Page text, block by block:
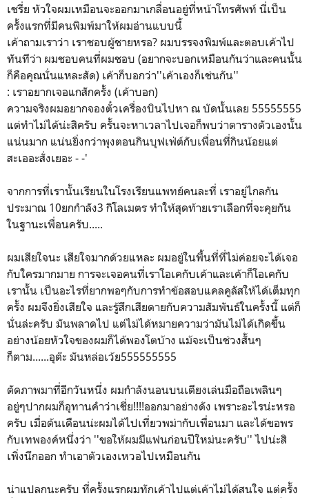
เชรี่ย หัวใจผมเหมือนจะออกมาเกลื่อนอยู่ที่หน้าโทรศัพท์ นี่เป็น
ครั้งแรกที่มีคนพิมพ์มาให้ผมอ่านแบบนี้
เค้าถามเราว่า เราชอบผู้ชายหรอ? ผมบรรจงพิมพ์และตอบเค้าไป
ทันทีว่า ผมชอบคนที่ผมชอบ (อยากจะบอกเหมือนกันว่าและคนนั้น
ก็คือคุณนั่นแหละสัด) เค้าก็บอกว่า''เค้าเองก็เช่นกัน''
: เราอยากเจอแกสักครั้ง (เค้าบอก)
ความจริงผมอยากจองตั๋วเครื่องบินไปหา ณ บัดนั้นเลย 55555555
แต่ทำไม่ได้น่ะสิครับ ครั้นจะหาเวลาไปเจอก็พบว่าตารางตัวเองนั้น
แน่นมาก แน่นยิ่งกว่าพุงตอนกินบุฟเฟ่ต์กับเพื่อนที่กินน้อยแต่
สะเออะสั่งเยอะ - -'
จากการที่เรานั้นเรียนในโรงเรียนแพทย์คนละที่ เราอยู่ไกลกัน
ประมาณ 10ยกกำลัง3 กิโลเมตร ทำให้สุดท้ายเราเลือกที่จะคุยกัน
ในฐานะเพื่อนครับ.....
ผมเสียใจนะ เสียใจมากด้วยแหละ ผมอยู่ในพื้นที่ที่ไม่ค่อยจะได้เจอ
กับใครมากมาย การจะเจอคนที่เราโอเคกับเค้าและเค้าก็โอเคกับ
เรานั้น เป็นอะไรที่ยากพอๆกับการทำข้อสอบแคลคูลัสให้ได้เต็มทุก
ครั้ง ผมจึงยิ่งเสียใจ และรู้สึกเสียดายกับความสัมพันธ์ในครั้งนี้ แต่ก็
นั่นล่ะครับ มันพลาดไป แต่ไม่ได้หมายความว่ามันไม่ได้เกิดขึ้น
อย่างน้อยหัวใจของผมก็ได้พองโตบ้าง แม้จะเป็นช่วงสั้นๆ
ก็ตาม......อุต๊ะ มันหล่อเว้ย555555555
ตัดภาพมาที่อีกวันหนึ่ง ผมกำลังนอนบนเตียงเล่นมือถือเพลินๆ
อยู่ๆปากผมก็อุทานคำว่าเชี่ย!!!!ออกมาอย่างดัง เพราะอะไรน่ะหรอ
ครับ เมื่อต้นเดือนน่ะผมได้ไปเที่ยวพม่ากับเพื่อนมา และได้ขอพร
กับเทพองค์หนึ่งว่า ''ขอให้ผมมีแฟนก่อนปีใหม่นะครับ'' ไปน่ะสิ
เพิ่งนึกออก ทำเอาตัวเองเหวอไปเหมือนกัน
น่าแปลกนะครับ ที่ครั้งแรกผมทักเค้าไปแต่เค้าไม่ได้สนใจ แต่ครั้ง